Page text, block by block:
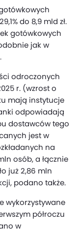
do 8,9 mld zł.
gotówkowych
jak w
odroczonych
r. (wzrost o
mają instytucje
odpowiadają
dostawców tego
jest w
na
osób, a łącznie
już 2,86 mln
podano także.
wykorzystywane
półroczu
w